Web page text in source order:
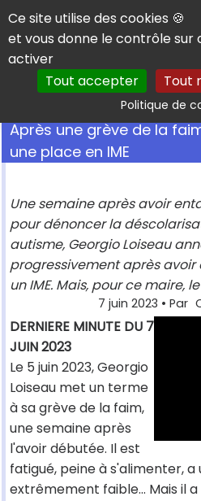
Panneau de gestion des cookies
Ce site utilise des cookies 🍪
et vous donne le contrôle sur
activer
Tout accepter
Tout
Politique de
Après une grève de la
une place en IME
Une semaine après avoir
pour dénoncer la
autisme, Georgio Loiseau
progressivement après
un IME. Mais, pour ce maire,
7 juin 2023 • Par
DERNIERE MINUTE DU 7
JUIN 2023
Le 5 juin 2023, Georgio
Loiseau met un terme
à sa grève de la faim,
une semaine après
l'avoir débutée. Il est
fatigué, peine à s'alimenter,
extrêmement faible... Mais il